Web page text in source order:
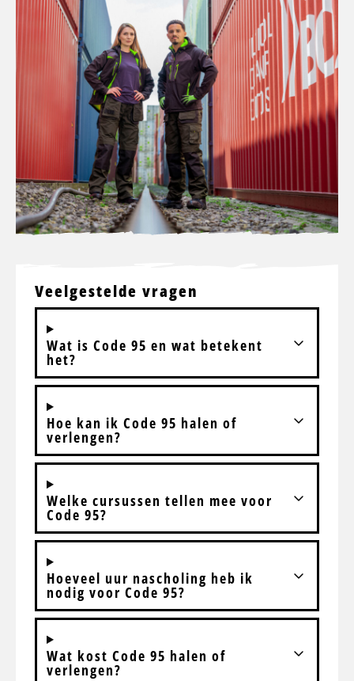
Veelgestelde vragen
Wat is Code 95 en wat betekent
het?
Hoe kan ik Code 95 halen of
verlengen?
Welke cursussen tellen mee voor
Code 95?
Hoeveel uur nascholing heb ik
nodig voor Code 95?
Wat kost Code 95 halen of
verlengen?